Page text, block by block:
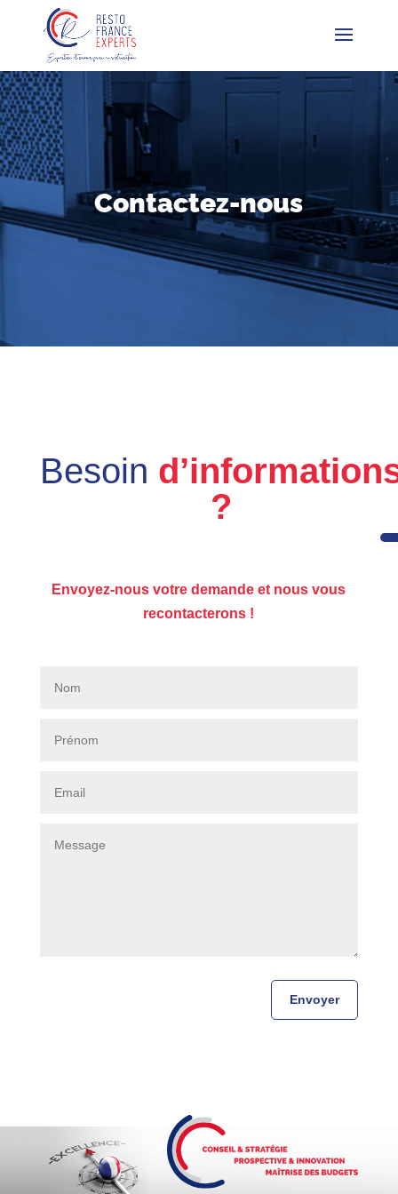
Contactez-nous
Besoin
?
Envoyez-nous votre demande et nous vous
recontacterons !
Envoyer